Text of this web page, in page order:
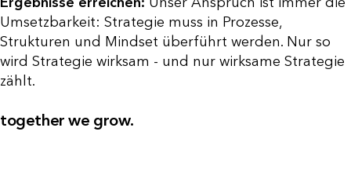
Umsetzbarkeit: Strategie muss in Prozesse,
Strukturen und Mindset überführt werden. Nur so
wird Strategie wirksam - und nur wirksame Strategie
zählt.
together we grow.